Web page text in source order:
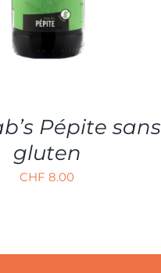
Pépite sans
gluten
CHF 8.00